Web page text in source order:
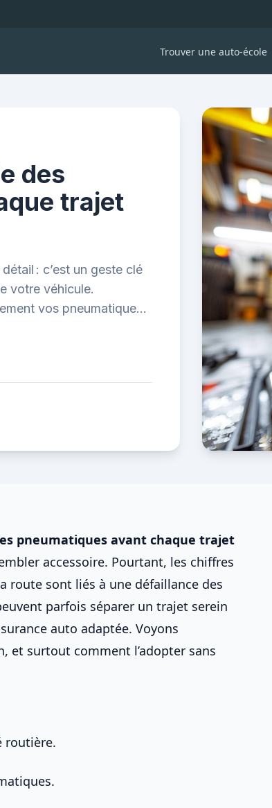
Trouver une auto-école
des
trajet
: c’est un geste clé
votre véhicule.
vos pneumatiques
pneumatiques avant chaque trajet
accessoire. Pourtant, les chiffres
route sont liés à une défaillance des
parfois séparer un trajet serein
auto adaptée. Voyons
et surtout comment l’adopter sans
routière.